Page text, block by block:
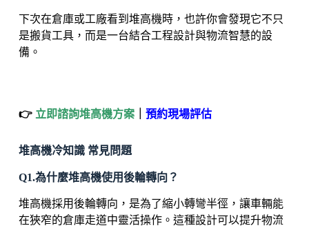
下次在倉庫或工廠看到堆高機時，也許你會發現它不只
是搬貨工具，而是一台結合工程設計與物流智慧的設
備。
👉 立即諮詢堆高機方案｜ 預約現場評估
堆高機冷知識 常見問題
Q1.為什麼堆高機使用後輪轉向？
堆高機採用後輪轉向，是為了縮小轉彎半徑，讓車輛能
在狹窄的倉庫走道中靈活操作。這種設計可以提升物流